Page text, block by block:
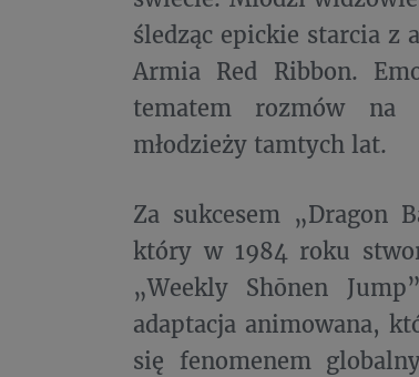
śledząc epickie starcia z
Armia Red Ribbon.
tematem rozmów na
młodzieży tamtych lat.
Za sukcesem „Dragon
który w 1984 roku
„Weekly Shōnen
adaptacja animowana,
się fenomenem